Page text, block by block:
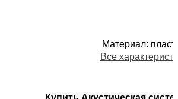
Материал:
Все